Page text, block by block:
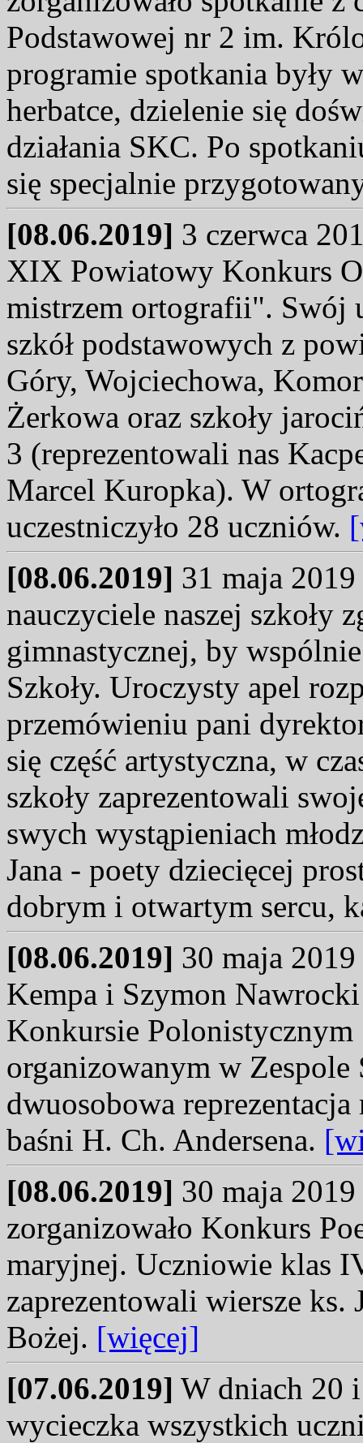
Podstawowej nr 2 im.
programie spotkania były
herbatce, dzielenie się
działania SKC. Po
się specjalnie
[08.06.2019] 3 czerwca
XIX Powiatowy Konkurs
mistrzem ortografii". Swój
szkół podstawowych z
Góry, Wojciechowa,
Żerkowa oraz szkoły
3 (reprezentowali nas
Marcel Kuropka). W
uczestniczyło 28 uczniów.
[08.06.2019] 31 maja
nauczyciele naszej szkoły
gimnastycznej, by
Szkoły. Uroczysty apel
przemówieniu pani
się część artystyczna, w
szkoły zaprezentowali
swych wystąpieniach
Jana - poety dziecięcej
dobrym i otwartym sercu,
[08.06.2019] 30 maja
Kempa i Szymon
Konkursie
organizowanym w Zespole
dwuosobowa
baśni H. Ch. Andersena.
[08.06.2019] 30 maja
zorganizowało Konkurs
maryjnej. Uczniowie klas
zaprezentowali wiersze ks.
Bożej. [więcej]
[07.06.2019] W dniach 20
wycieczka wszystkich